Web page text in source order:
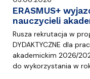
ERASMUS+
nauczycieli
Rusza rekrutacja w
DYDAKTYCZNE dla
akademickim 2026/
do wykorzystania w